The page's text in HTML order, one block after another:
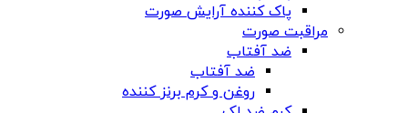
پاک کننده آرایش صورت
مراقبت صورت
ضد آفتاب
ضد آفتاب
روغن و کرم برنز کننده